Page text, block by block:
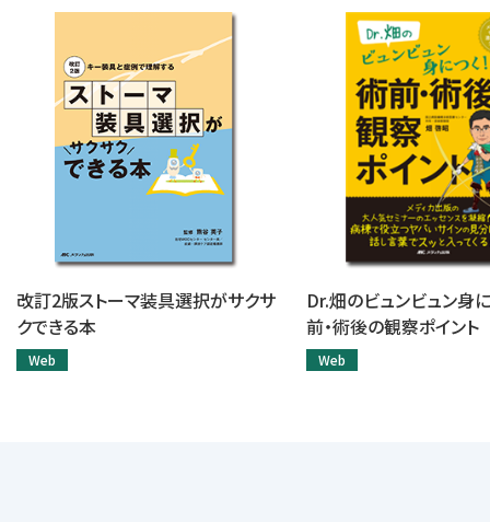
改訂2版ストーマ装具選択がサクサ
クできる本
Web
Dr.畑のビュンビュン身
前・術後の観察ポイント
Web